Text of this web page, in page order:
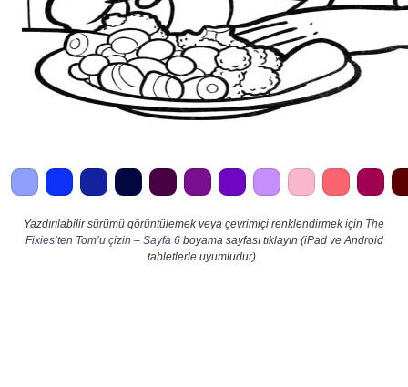
Yazdırılabilir sürümü görüntülemek veya çevrimiçi renklendirmek için The
Fixies’ten Tom’u çizin – Sayfa 6boyama sayfası tıklayın (iPad ve Android
tabletlerle uyumludur).